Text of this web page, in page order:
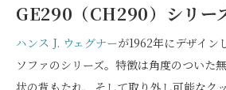
GE290（CH290）シリー
ハンス J. ウェグナーが1962年にデザイン
ソファのシリーズ。特徴は角度のついた
状の背もたれ、そして取り外し可能なク